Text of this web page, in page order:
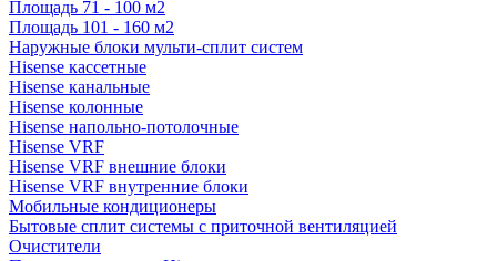
Площадь 71 - 100 м2
Площадь 101 - 160 м2
Наружные блоки мульти-сплит систем
Hisense кассетные
Hisense канальные
Hisense колонные
Hisense напольно-потолочные
Hisense VRF
Hisense VRF внешние блоки
Hisense VRF внутренние блоки
Мобильные кондиционеры
Бытовые сплит системы с приточной вентиляцией
Очистители